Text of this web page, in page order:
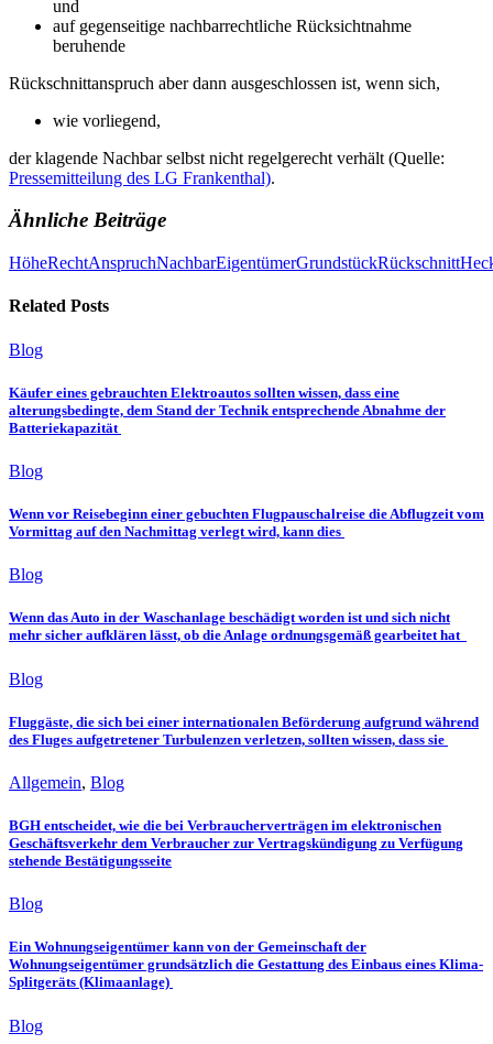
und
auf gegenseitige nachbarrechtliche Rücksichtnahme
beruhende
Rückschnittanspruch aber dann ausgeschlossen ist, wenn sich,
wie vorliegend,
der klagende Nachbar selbst nicht regelgerecht verhält (Quelle:
Pressemitteilung des LG Frankenthal).
Ähnliche Beiträge
HöheRechtAnspruchNachbarEigentümerGrundstückRückschnitt
Related Posts
Blog
Käufer eines gebrauchten Elektroautos sollten wissen, dass eine
alterungsbedingte, dem Stand der Technik entsprechende Abnahme der
Batteriekapazität
Blog
Wenn vor Reisebeginn einer gebuchten Flugpauschalreise die Abflugzeit vom
Vormittag auf den Nachmittag verlegt wird, kann dies
Blog
Wenn das Auto in der Waschanlage beschädigt worden ist und sich nicht
mehr sicher aufklären lässt, ob die Anlage ordnungsgemäß gearbeitet hat
Blog
Fluggäste, die sich bei einer internationalen Beförderung aufgrund während
des Fluges aufgetretener Turbulenzen verletzen, sollten wissen, dass sie
Allgemein, Blog
BGH entscheidet, wie die bei Verbraucherverträgen im elektronischen
Geschäftsverkehr dem Verbraucher zur Vertragskündigung zu Verfügung
stehende Bestätigungsseite
Blog
Ein Wohnungseigentümer kann von der Gemeinschaft der
Wohnungseigentümer grundsätzlich die Gestattung des Einbaus eines Klima-
Splitgeräts (Klimaanlage)
Blog